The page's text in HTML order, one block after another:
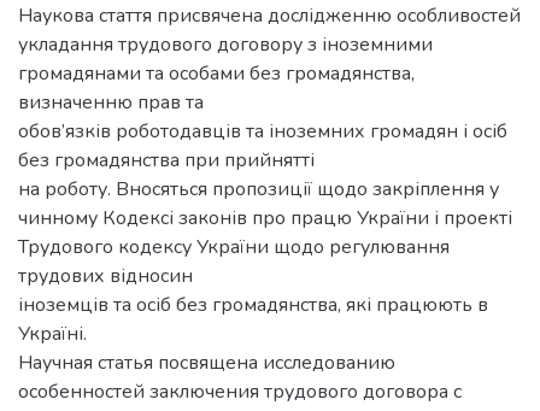
Наукова стаття присвячена дослідженню особливостей
укладання трудового договору з іноземними
громадянами та особами без громадянства,
визначенню прав та
обов’язків роботодавців та іноземних громадян і осіб
без громадянства при прийнятті
на роботу. Вносяться пропозиції щодо закріплення у
чинному Кодексі законів про працю України і проекті
Трудового кодексу України щодо регулювання
трудових відносин
іноземців та осіб без громадянства, які працюють в
Україні.
Научная статья посвящена исследованию
особенностей заключения трудового договора с